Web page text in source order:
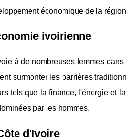
économique de la
ivoirienne
à de nombreuses femmes
surmonter les barrières
tels que la finance, l'énergie et
par les hommes.
d'Ivoire